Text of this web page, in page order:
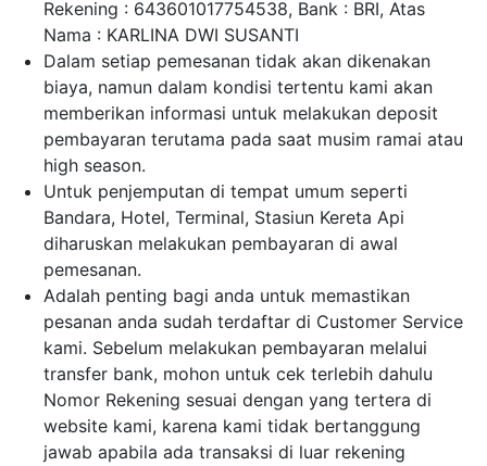
Rekening : 643601017754538, Bank : BRI, Atas
Nama : KARLINA DWI SUSANTI
Dalam setiap pemesanan tidak akan dikenakan
biaya, namun dalam kondisi tertentu kami akan
memberikan informasi untuk melakukan deposit
pembayaran terutama pada saat musim ramai atau
high season.
Untuk penjemputan di tempat umum seperti
Bandara, Hotel, Terminal, Stasiun Kereta Api
diharuskan melakukan pembayaran di awal
pemesanan.
Adalah penting bagi anda untuk memastikan
pesanan anda sudah terdaftar di Customer Service
kami. Sebelum melakukan pembayaran melalui
transfer bank, mohon untuk cek terlebih dahulu
Nomor Rekening sesuai dengan yang tertera di
website kami, karena kami tidak bertanggung
jawab apabila ada transaksi di luar rekening